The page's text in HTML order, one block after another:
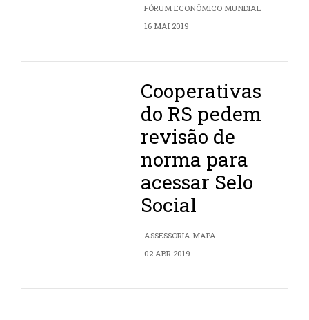
FÓRUM ECONÔMICO MUNDIAL
16 MAI 2019
Cooperativas
do RS pedem
revisão de
norma para
acessar Selo
Social
ASSESSORIA MAPA
02 ABR 2019